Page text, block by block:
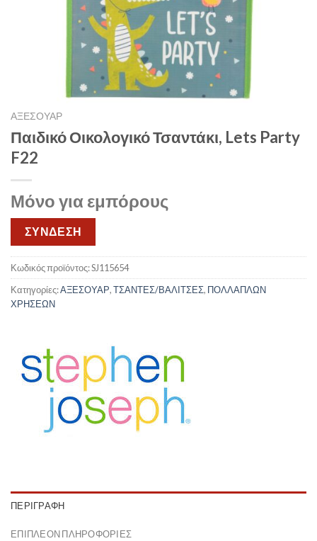
ΑΞΕΣΟΥΑΡ
Παιδικό Οικολογικό Τσαντάκι, Lets Party
F22
Μόνο για εμπόρους
ΣΥΝΔΕΣΗ
Κωδικός προϊόντος:SJ115654
Κατηγορίες:ΑΞΕΣΟΥΑΡ,ΤΣΑΝΤΕΣ/ΒΑΛΙΤΣΕΣ, ΠΟΛΛΑΠΛΩΝ
ΧΡΗΣΕΩΝ
ΠΕΡΙΓΡΑΦΉ
ΕΠΙΠΛΈΟΝ ΠΛΗΡΟΦΟΡΊΕΣ